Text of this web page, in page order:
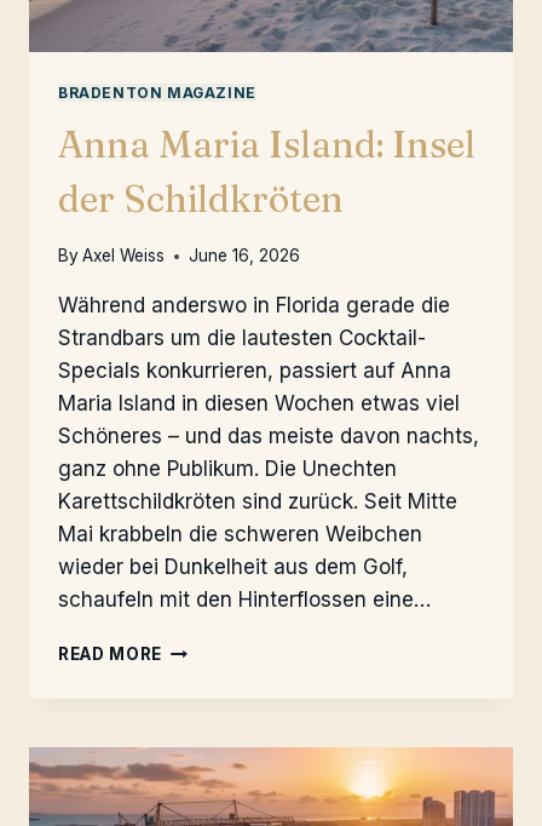
BRADENTON MAGAZINE
Anna Maria Island: Insel
der Schildkröten
ByAxel Weiss June 16, 2026
Während anderswo in Florida gerade die
Strandbars um die lautesten Cocktail-
Specials konkurrieren, passiert auf Anna
Maria Island in diesen Wochen etwas viel
Schöneres – und das meiste davon nachts,
ganz ohne Publikum. Die Unechten
Karettschildkröten sind zurück. Seit Mitte
Mai krabbeln die schweren Weibchen
wieder bei Dunkelheit aus dem Golf,
schaufeln mit den Hinterflossen eine…
READ MORE ANNA
DER
SCHILDKRÖTEN